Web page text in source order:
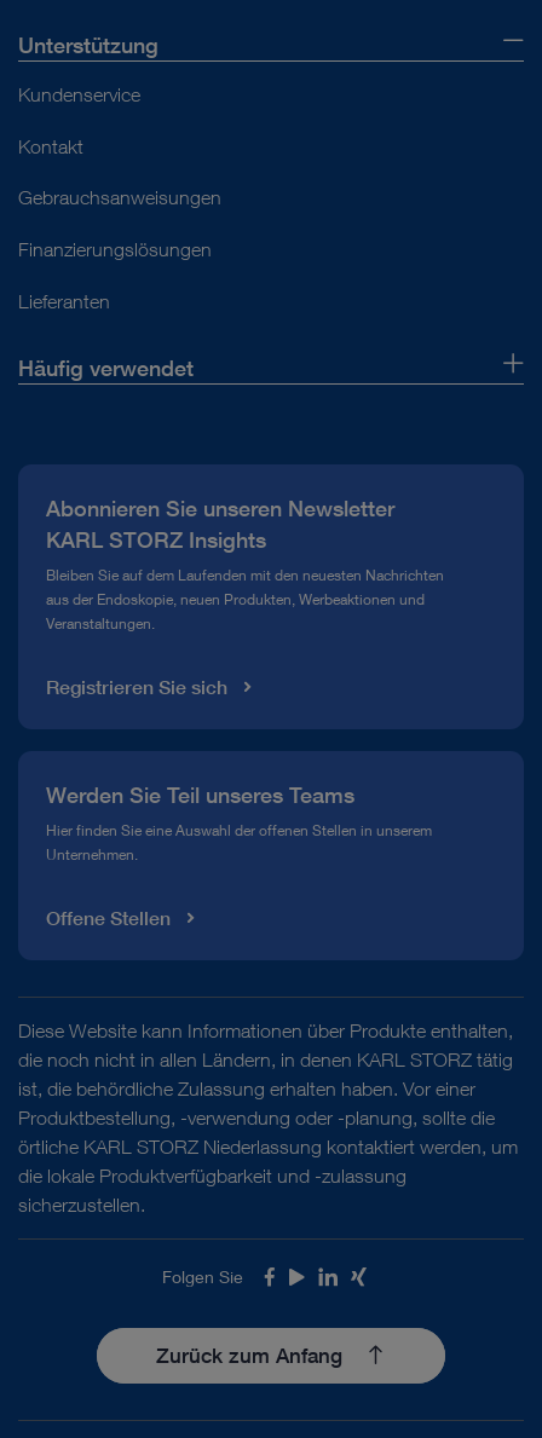
Unterstützung
Kundenservice
Kontakt
Gebrauchsanweisungen
Finanzierungslösungen
Lieferanten
Häufig verwendet
Compliance Hotline
Mediathek
Abonnieren Sie unseren Newsletter
KARL STORZ Insights
Bleiben Sie auf dem Laufenden mit den neuesten Nachrichten
aus der Endoskopie, neuen Produkten, Werbeaktionen und
Veranstaltungen.
Registrieren Sie sich
Werden Sie Teil unseres Teams
Hier finden Sie eine Auswahl der offenen Stellen in unserem
Unternehmen.
Offene Stellen
Diese Website kann Informationen über Produkte enthalten,
die noch nicht in allen Ländern, in denen KARL STORZ tätig
ist, die behördliche Zulassung erhalten haben. Vor einer
Produktbestellung, -verwendung oder -planung, sollte die
örtliche KARL STORZ Niederlassung kontaktiert werden, um
die lokale Produktverfügbarkeit und -zulassung
sicherzustellen.
Folgen Sie Facebook
Youtube
LinkedIn
Xing
Zurück zum Anfang